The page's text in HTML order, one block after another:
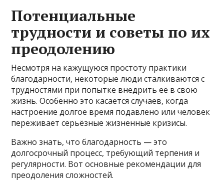
Потенциальные
трудности и советы по их
преодолению
Несмотря на кажущуюся простоту практики
благодарности, некоторые люди сталкиваются с
трудностями при попытке внедрить её в свою
жизнь. Особенно это касается случаев, когда
настроение долгое время подавлено или человек
переживает серьёзные жизненные кризисы.
Важно знать, что благодарность — это
долгосрочный процесс, требующий терпения и
регулярности. Вот основные рекомендации для
преодоления сложностей.